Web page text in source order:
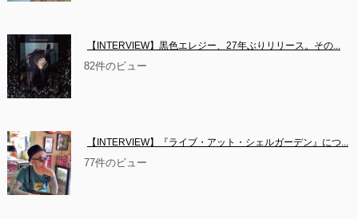
【INTERVIEW】黒色エレジー、27年ぶりリリース。その...
82件のビュー
【INTERVIEW】『ライブ・アット・シェルガーデン』につ...
77件のビュー